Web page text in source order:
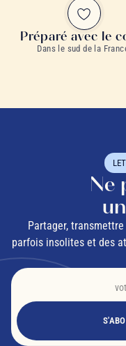
Préparé avec le
Dans le sud de la
Ne
Partager,
parfois insolites et des